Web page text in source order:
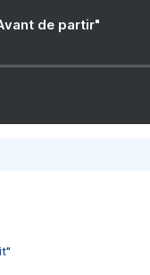
de partir"